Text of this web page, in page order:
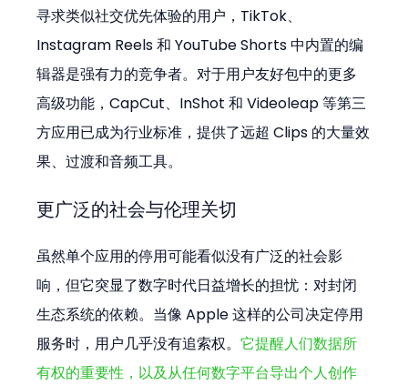
寻求类似社交优先体验的用户，TikTok、
Instagram Reels 和 YouTube Shorts 中内置的编
辑器是强有力的竞争者。对于用户友好包中的更多
高级功能，CapCut、InShot 和 Videoleap 等第三
方应用已成为行业标准，提供了远超 Clips 的大量效
果、过渡和音频工具。
更广泛的社会与伦理关切
虽然单个应用的停用可能看似没有广泛的社会影
响，但它突显了数字时代日益增长的担忧：对封闭
生态系统的依赖。当像 Apple 这样的公司决定停用
服务时，用户几乎没有追索权。它提醒人们数据所
有权的重要性，以及从任何数字平台导出个人创作